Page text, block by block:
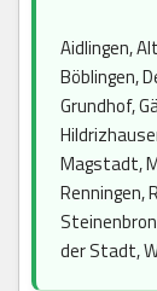
Aidlingen,
Böblingen,
Grundhof,
Magstadt,
Renningen,
der Stadt,